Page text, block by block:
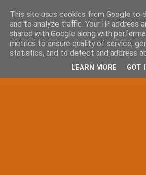
This site uses cookies from Google to
and to analyze traffic. Your IP address
shared with Google along with
metrics to ensure quality of service,
statistics, and to detect and address
LEARN MORE GOT